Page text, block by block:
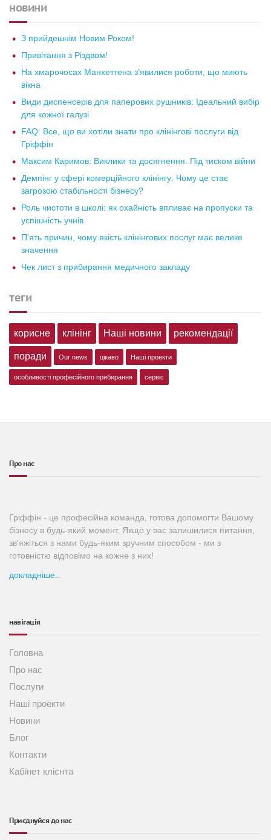
новини
З прийдешнім Новим Роком!
Привітання з Різдвом!
На хмарочосах Манхеттена з’явилися роботи, що миють
вікна
Види диспенсерів для паперових рушників: Ідеальний вибір
для кожної галузі
FAQ: Все, що ви хотіли знати про клінінгові послуги від
Гріффін
Максим Каримов: Виклики та досягнення. Під тиском війни
Демпінг у сфері комерційного клінінгу: Чому це стає
загрозою стабільності бізнесу?
Роль чистоти в школі: як охайність впливає на пропуски та
успішність учнів
П'ять причин, чому якість клінінгових послуг має велике
значення
Чек лист з прибирання медичного закладу
теги
корисне клінінг Наші новини рекомендації
поради Our news цікаво Наші проекти
особливості професійного прибирання сервіс
Про нас
Гріффін - це професійна команда, готова допомогти Вашому
бізнесу в будь-який момент. Якщо у вас залишилися питання,
зв'яжіться з нами будь-яким зручним способом - ми з
готовністю відповімо на кожне з них!
докладніше..
навігація
Головна
Про нас
Послуги
Наші проекти
Новини
Блог
Контакти
Кабінет клієнта
Приєднуйся до нас